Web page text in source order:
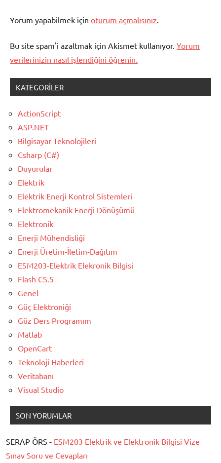
Yorum yapabilmek için oturum açmalısınız
Bu site spam'i azaltmak için Akismet kullanıyor. Yorum
verilerinizin nasıl işlendiğini öğrenin.
KATEGORILER
ActionScript
ASP.NET
Bilgisayar Teknolojileri
Csharp (C#)
Duyurular
Elektrik
Elektrik Enerji Kontrol Sistemleri
Elektromekanik Enerji Dönüşümü
Elektronik
Enerji Mühendisliği
Enerji Üretim-İletim-Dağıtım
ESM203-Elektrik Elekronik Bilgisi
Flash CS.5
Genel
Güç Elektroniği
Güz Ders Programım
Matlab
OpenCart
Teknoloji Haberleri
Veritabanı
Visual Studio
SON YORUMLAR
SERAP ÖRS - ESM203 Elektrik ve Elektronik Bilgisi Vize
Sınav Soru ve Cevapları